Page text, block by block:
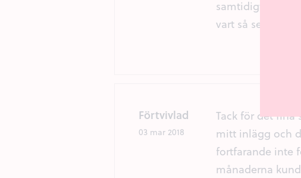
samtidigt så
vart så sega
Förtvivlad
03 mar 2018
Tack för det
mitt inlägg och
fortfarande inte
månaderna